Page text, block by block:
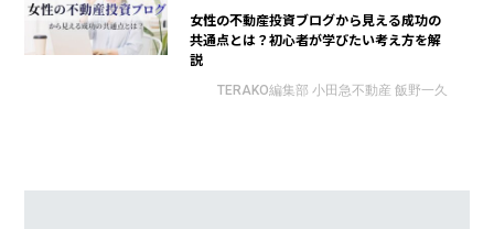
女性の不動産投資ブログから見える成功の
共通点とは？初心者が学びたい考え方を解
説
TERAKO編集部 小田急不動産 飯野一久